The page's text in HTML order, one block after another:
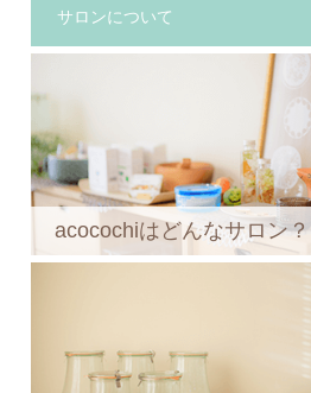
サロンについて
acocochiはどんなサロン？